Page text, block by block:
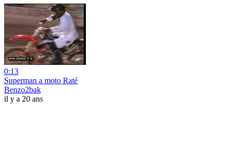
0:13
Superman a moto Raté
Benzo2bak
il y a 20 ans